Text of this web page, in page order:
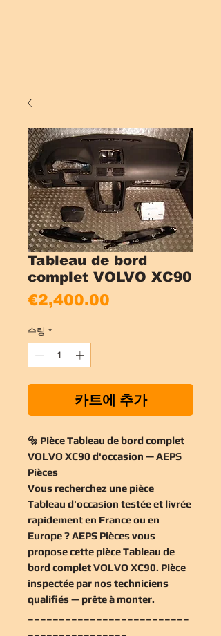
Tableau de bord
complet VOLVO XC90
€2,400.00
수량 *
카트에 추가
🔩 Pièce Tableau de bord complet
VOLVO XC90 d'occasion — AEPS
Pièces
Vous recherchez une pièce
Tableau d'occasion testée et livrée
rapidement en France ou en
Europe ? AEPS Pièces vous
propose cette pièce Tableau de
bord complet VOLVO XC90. Pièce
inspectée par nos techniciens
qualifiés — prête à monter.